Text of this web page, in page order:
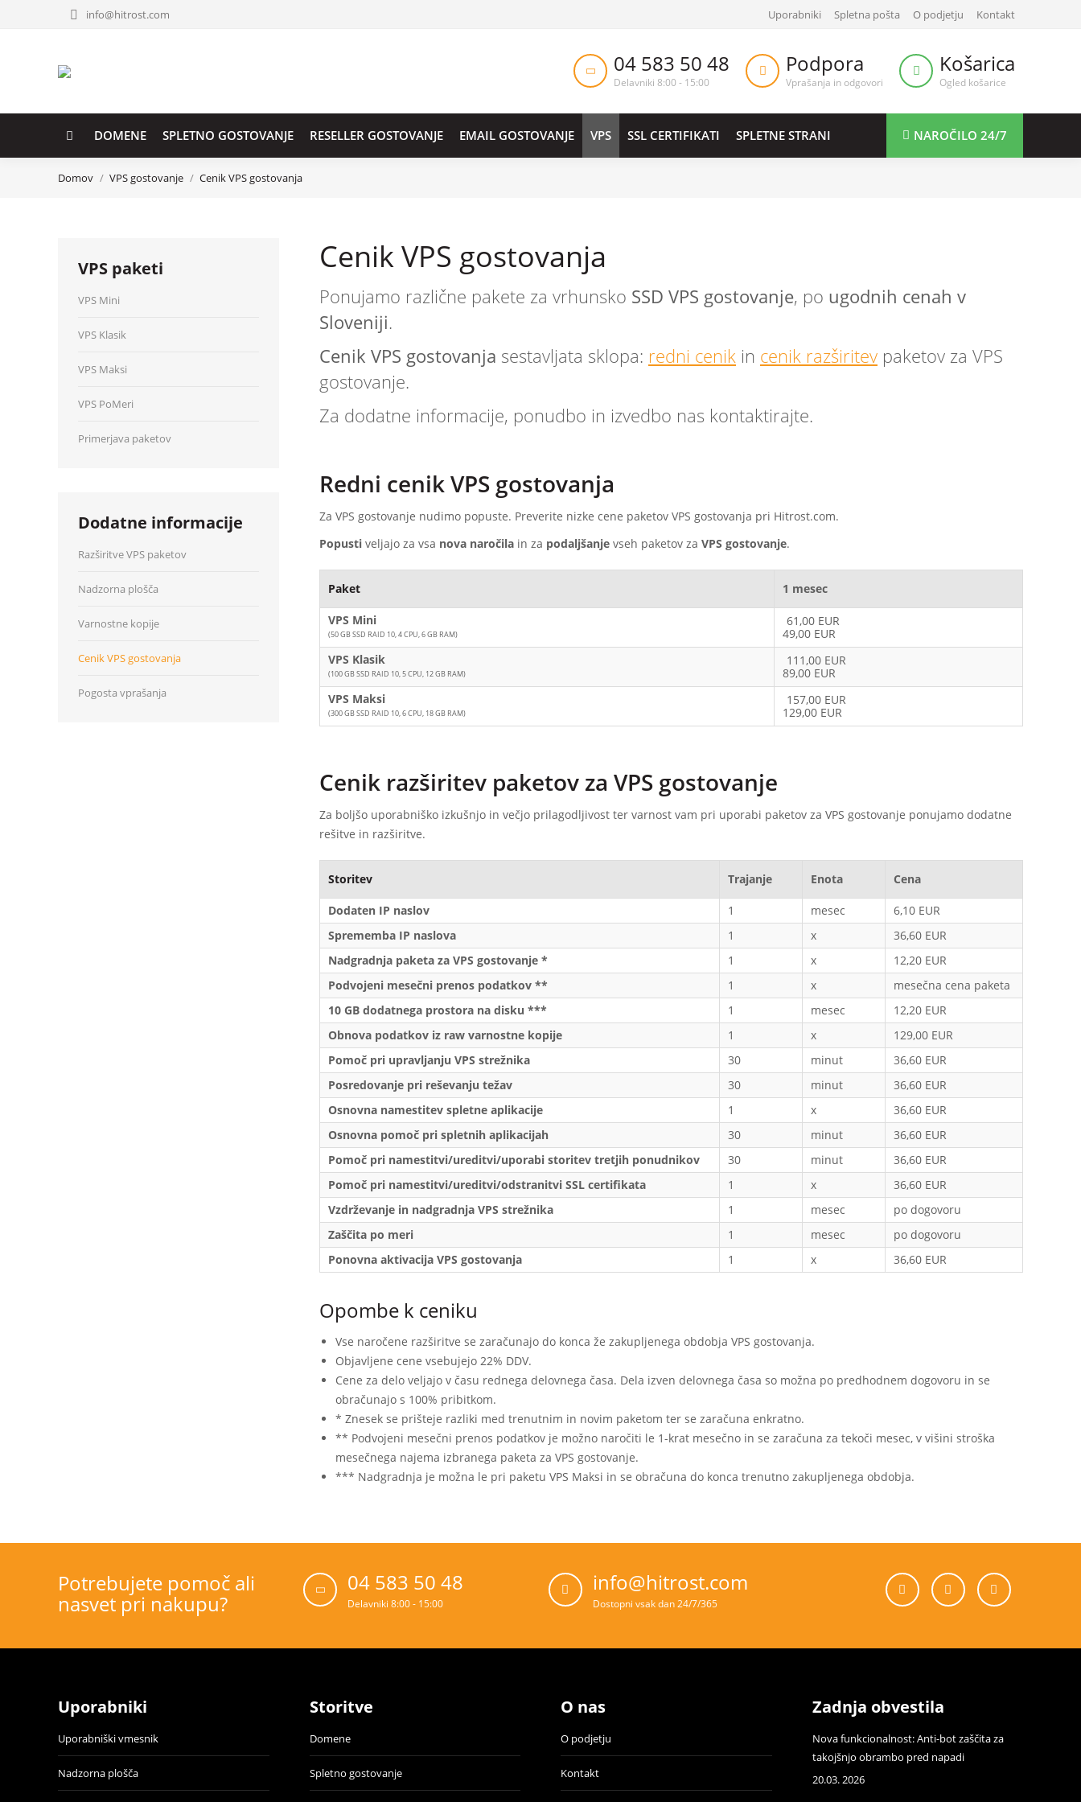
info@hitrost.com Uporabniki Spletna pošta O podjetju Kontakt
04 583 50 48
Delavniki 8:00 - 15:00
Podpora
Vprašanja in odgovori
Košarica
Ogled košarice
DOMENE SPLETNO GOSTOVANJE RESELLER GOSTOVANJE EMAIL GOSTOVANJE VPS SSL CERTIFIKATI SPLETNE STRANI NAROČILO 24/7
You are here:
Domov VPS gostovanje Cenik VPS gostovanja
Cenik VPS gostovanja
Ponujamo različne pakete za vrhunsko SSD VPS gostovanje, po ugodnih cenah v
Sloveniji.
Cenik VPS gostovanja sestavljata sklopa: redni cenik in cenik razširitev paketov za VPS
gostovanje.
Za dodatne informacije, ponudbo in izvedbo nas kontaktirajte.
Redni cenik VPS gostovanja
Za VPS gostovanje nudimo popuste. Preverite nizke cene paketov VPS gostovanja pri Hitrost.com.
Popusti veljajo za vsa nova naročila in za podaljšanje vseh paketov za VPS gostovanje.
Paket 1 mesec
VPS Mini
(50 GB SSD RAID 10, 4 CPU, 6 GB RAM)
61,00 EUR
49,00 EUR
VPS Klasik
(100 GB SSD RAID 10, 5 CPU, 12 GB RAM)
111,00 EUR
89,00 EUR
VPS Maksi
(300 GB SSD RAID 10, 6 CPU, 18 GB RAM)
157,00 EUR
129,00 EUR
Cenik razširitev paketov za VPS gostovanje
Za boljšo uporabniško izkušnjo in večjo prilagodljivost ter varnost vam pri uporabi paketov za VPS gostovanje ponujamo dodatne
rešitve in razširitve.
Storitev Trajanje Enota Cena
Dodaten IP naslov 1 mesec
6,10 EUR
Sprememba IP naslova
1 x
36,60 EUR
Nadgradnja paketa za VPS gostovanje *
1 x
12,20 EUR
Podvojeni mesečni prenos podatkov **
1 x
mesečna cena paketa
10 GB dodatnega prostora na disku ***
1 mesec
12,20 EUR
Obnova podatkov iz raw varnostne kopije
1 x
129,00 EUR
Pomoč pri upravljanju VPS strežnika
30 minut
36,60 EUR
Posredovanje pri reševanju težav
30 minut
36,60 EUR
Osnovna namestitev spletne aplikacije
1 x
36,60 EUR
Osnovna pomoč pri spletnih aplikacijah
30 minut
36,60 EUR
Pomoč pri namestitvi/ureditvi/uporabi storitev tretjih ponudnikov
30 minut
36,60 EUR
Pomoč pri namestitvi/ureditvi/odstranitvi SSL certifikata
1 x
36,60 EUR
Vzdrževanje in nadgradnja VPS strežnika
1 mesec
po dogovoru
Zaščita po meri
1 mesec
po dogovoru
Ponovna aktivacija VPS gostovanja
1 x 36,60 EUR
Opombe k ceniku
Vse naročene razširitve se zaračunajo do konca že zakupljenega obdobja VPS gostovanja.
Objavljene cene vsebujejo 22% DDV.
Cene za delo veljajo v času rednega delovnega časa. Dela izven delovnega časa so možna po predhodnem dogovoru in se
obračunajo s 100% pribitkom.
* Znesek se prišteje razliki med trenutnim in novim paketom ter se zaračuna enkratno.
** Podvojeni mesečni prenos podatkov je možno naročiti le 1-krat mesečno in se zaračuna za tekoči mesec, v višini stroška
mesečnega najema izbranega paketa za VPS gostovanje.
*** Nadgradnja je možna le pri paketu VPS Maksi in se obračuna do konca trenutno zakupljenega obdobja.
VPS paketi
VPS Mini
VPS Klasik
VPS Maksi
VPS PoMeri
Primerjava paketov
Dodatne informacije
Razširitve VPS paketov
Nadzorna plošča
Varnostne kopije
Cenik VPS gostovanja
Pogosta vprašanja
Potrebujete pomoč ali
nasvet pri nakupu?
04 583 50 48
Delavniki 8:00 - 15:00
info@hitrost.com
Dostopni vsak dan 24/7/365
Uporabniki
Uporabniški vmesnik
Nadzorna plošča
Storitve
Domene
Spletno gostovanje
O nas
O podjetju
Kontakt
Zadnja obvestila
Nova funkcionalnost: Anti-bot zaščita za
takojšnjo obrambo pred napadi
20.03. 2026